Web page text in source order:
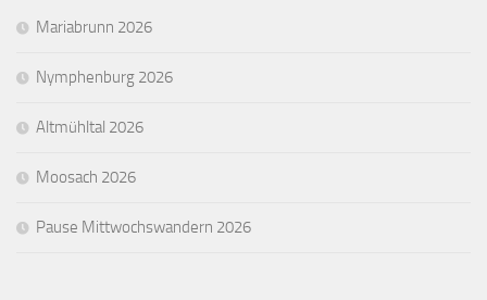
Mariabrunn 2026
Nymphenburg 2026
Altmühltal 2026
Moosach 2026
Pause Mittwochswandern 2026